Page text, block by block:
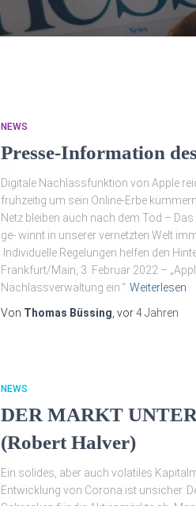
NEWS
Presse-Information
Digitale Nachlassfunktion von Apple
frühzeitig um sein Online-Erbe
Netz bleiben auch nach dem Tod –
ge- winnt in unserer vernetzten Welt
Individuelle Regelungen helfen den
Frankfurt/Main, 3. Februar 2022 –
Nachlassverwaltung ein.“ Weiterlesen
Von Thomas Büssing , vor4 Jahren
NEWS
DER MARKT
(Robert Halver)
Ein solides, aber auch volatiles
Entwicklung von Corona ist unsicher.